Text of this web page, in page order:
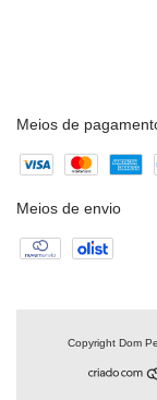
Meios de
Meios de envio
Copyright Dom